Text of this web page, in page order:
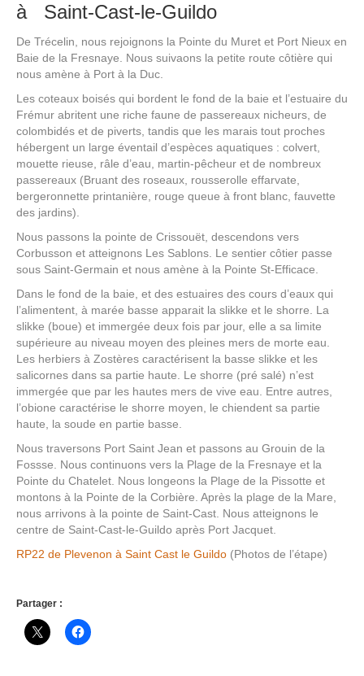
à Saint-Cast-le-Guildo
De Trécelin, nous rejoignons la Pointe du Muret et Port Nieux en
Baie de la Fresnaye. Nous suivaons la petite route côtière qui
nous amène à Port à la Duc.
Les coteaux boisés qui bordent le fond de la baie et l’estuaire du
Frémur abritent une riche faune de passereaux nicheurs, de
colombidés et de piverts, tandis que les marais tout proches
hébergent un large éventail d’espèces aquatiques : colvert,
mouette rieuse, râle d’eau, martin-pêcheur et de nombreux
passereaux (Bruant des roseaux, rousserolle effarvate,
bergeronnette printanière, rouge queue à front blanc, fauvette
des jardins).
Nous passons la pointe de Crissouët, descendons vers
Corbusson et atteignons Les Sablons. Le sentier côtier passe
sous Saint-Germain et nous amène à la Pointe St-Efficace.
Dans le fond de la baie, et des estuaires des cours d’eaux qui
l’alimentent, à marée basse apparait la slikke et le shorre. La
slikke (boue) et immergée deux fois par jour, elle a sa limite
supérieure au niveau moyen des pleines mers de morte eau.
Les herbiers à Zostères caractérisent la basse slikke et les
salicornes dans sa partie haute. Le shorre (pré salé) n’est
immergée que par les hautes mers de vive eau. Entre autres,
l’obione caractérise le shorre moyen, le chiendent sa partie
haute, la soude en partie basse.
Nous traversons Port Saint Jean et passons au Grouin de la
Fossse. Nous continuons vers la Plage de la Fresnaye et la
Pointe du Chatelet. Nous longeons la Plage de la Pissotte et
montons à la Pointe de la Corbière. Après la plage de la Mare,
nous arrivons à la pointe de Saint-Cast. Nous atteignons le
centre de Saint-Cast-le-Guildo après Port Jacquet.
RP22 de Plevenon à Saint Cast le Guildo (Photos de l’étape)
Partager :